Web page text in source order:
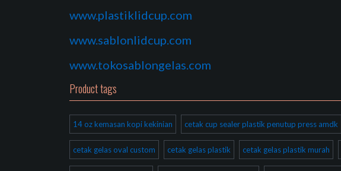
www.plastiklidcup.com
www.sablonlidcup.com
www.tokosablongelas.com
Product tags
14 oz kemasan kopi kekinian cetak cup sealer plastik penutup press amdk
cetak gelas oval custom cetak gelas plastik cetak gelas plastik murah